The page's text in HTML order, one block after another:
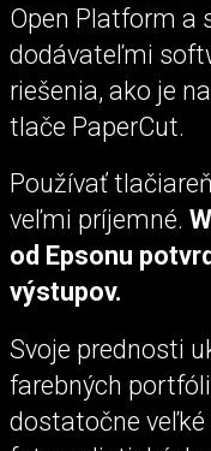
Open Platform a
dodávateľmi
riešenia, ako je
tlače PaperCut.
Používať
veľmi príjemné.
od Epsonu
výstupov.
Svoje prednosti
farebných
dostatočne veľké